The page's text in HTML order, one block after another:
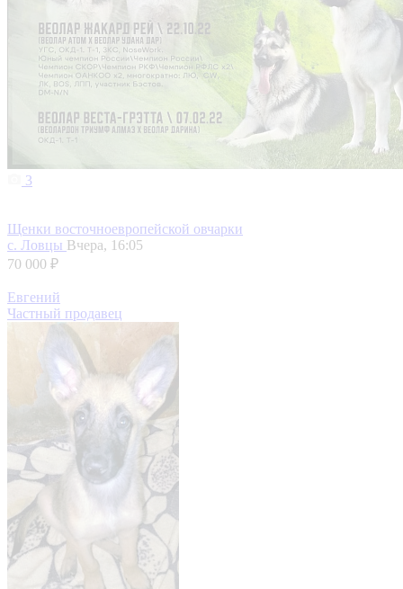
3
Щенки восточноевропейской овчарки
с. Ловцы Вчера, 16:05
70 000 ₽
Евгений
Частный продавец